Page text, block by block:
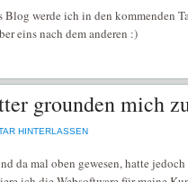
Blog werde ich in den kommenden
eins nach dem anderen :)
grounden mich
HINTERLASSEN
da mal oben gewesen, hatte